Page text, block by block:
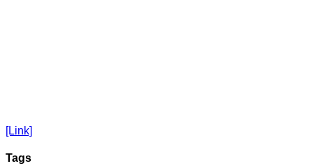
[Link]
Tags